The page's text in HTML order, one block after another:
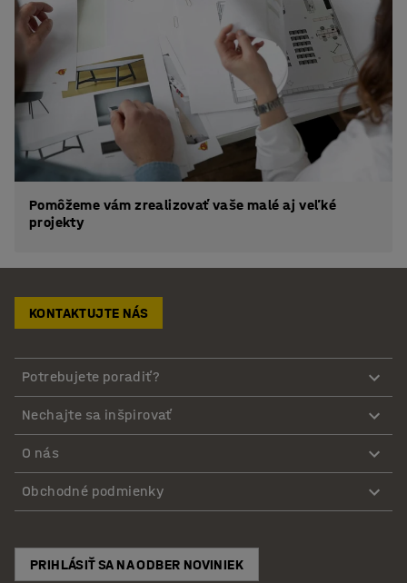
Pomôžeme vám zrealizovať vaše malé aj veľké
projekty
KONTAKTUJTE NÁS
Potrebujete poradiť?
Nechajte sa inšpirovať
O nás
Obchodné podmienky
PRIHLÁSIŤ SA NA ODBER NOVINIEK